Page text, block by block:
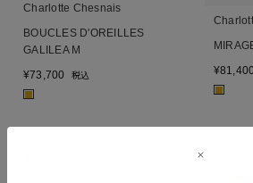
Charlotte Chesnais
BOUCLES D'OREILLES
GALILEA M
¥73,700 税込
■
¥81,400
■